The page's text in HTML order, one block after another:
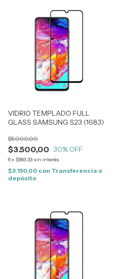
VIDRIO TEMPLADO FULL
GLASS SAMSUNG S23 (1683)
$3.500,00
$5.000,00
30% OFF
6x $583,33 sin interés
$3.150,00 con Transferencia o
depósito